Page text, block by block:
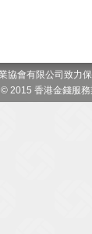
協會有限公司致力
© 2015 香港金錢服